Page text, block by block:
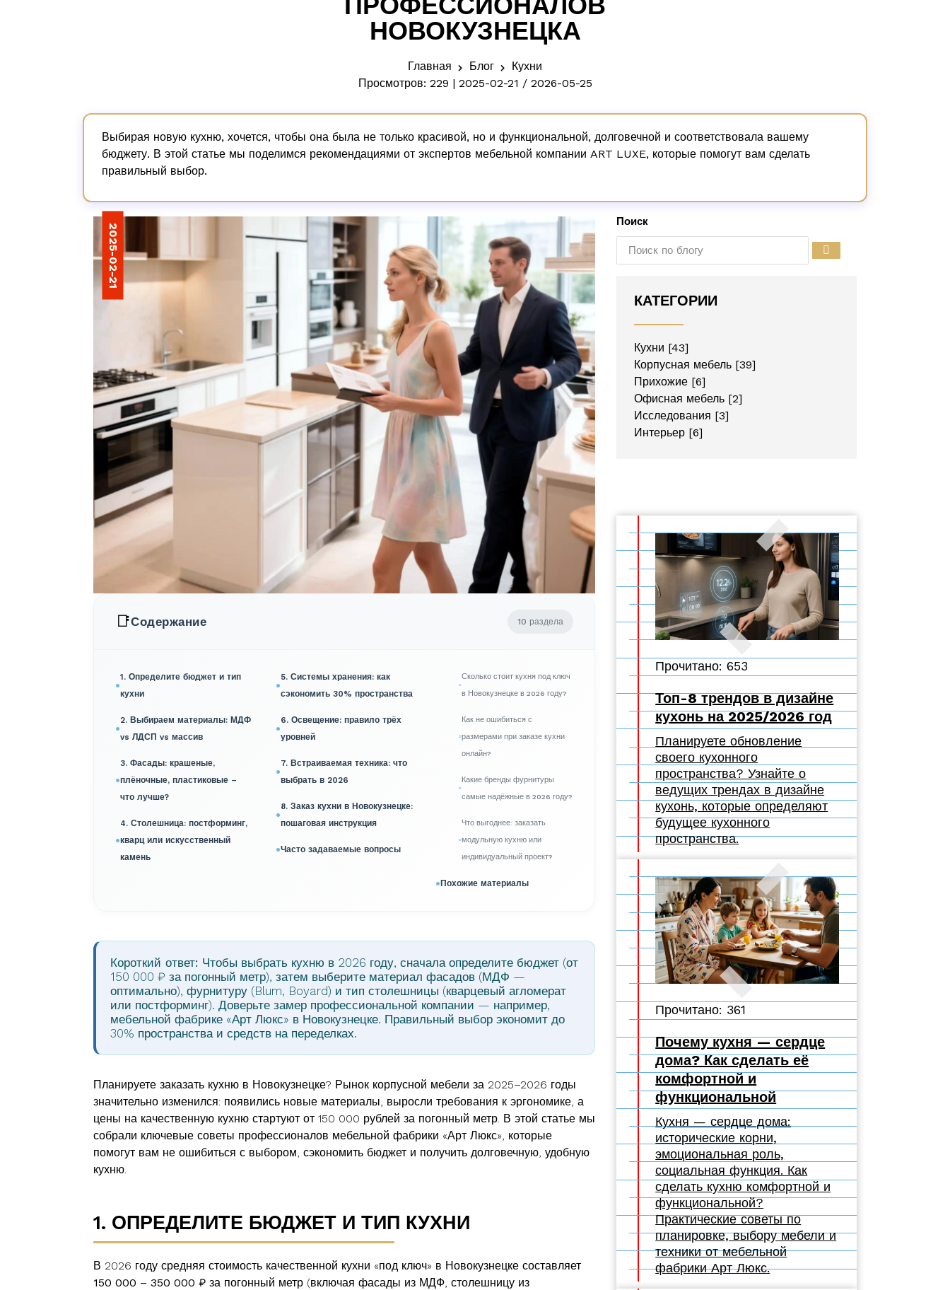
НОВОКУЗНЕЦКА
Главная Блог
Кухни
Просмотров: 229 | 2025-02-21 / 2026-05-25
Выбирая новую кухню, хочется, чтобы она была не только красивой, но и функциональной, долговечной и соответствовала вашему
бюджету. В этой статье мы поделимся рекомендациями от экспертов мебельной компании ART LUXE, которые помогут вам сделать
правильный выбор.
Поиск
КАТЕГОРИИ
Кухни [43]
Корпусная мебель [39]
Прихожие [6]
Офисная мебель [2]
Исследования [3]
Интерьер [6]
Прочитано: 653
Топ-8 трендов в дизайне
кухонь на 2025/2026 год
Планируете обновление
своего кухонного
пространства? Узнайте о
ведущих трендах в дизайне
кухонь, которые определяют
будущее кухонного
пространства.
Прочитано: 361
Почему кухня — сердце
дома? Как сделать её
комфортной и
функциональной
Кухня — сердце дома:
исторические корни,
эмоциональная роль,
социальная функция. Как
сделать кухню комфортной и
функциональной?
Практические советы по
планировке, выбору мебели и
техники от мебельной
фабрики Арт Люкс.
2025-02-21
📑Содержание 10 раздела
1. Определите бюджет и тип
кухни
2. Выбираем материалы: МДФ
vs ЛДСП vs массив
3. Фасады: крашеные,
плёночные, пластиковые –
что лучше?
4. Столешница: постформинг,
кварц или искусственный
камень
5. Системы хранения: как
сэкономить 30% пространства
6. Освещение: правило трёх
уровней
7. Встраиваемая техника: что
выбрать в 2026
8. Заказ кухни в Новокузнецке:
пошаговая инструкция
Часто задаваемые вопросы
Сколько стоит кухня под ключ
в Новокузнецке в 2026 году?
Как не ошибиться с
размерами при заказе кухни
онлайн?
Какие бренды фурнитуры
самые надёжные в 2026 году?
Что выгоднее: заказать
модульную кухню или
индивидуальный проект?
Похожие материалы
Короткий ответ: Чтобы выбрать кухню в 2026 году, сначала определите бюджет (от
150 000 ₽ за погонный метр), затем выберите материал фасадов (МДФ —
оптимально), фурнитуру (Blum, Boyard) и тип столешницы (кварцевый агломерат
или постформинг). Доверьте замер профессиональной компании — например,
мебельной фабрике «Арт Люкс» в Новокузнецке. Правильный выбор экономит до
30% пространства и средств на переделках.
Планируете заказать кухню в Новокузнецке? Рынок корпусной мебели за 2025–2026 годы
значительно изменился: появились новые материалы, выросли требования к эргономике, а
цены на качественную кухню стартуют от 150 000 рублей за погонный метр. В этой статье мы
собрали ключевые советы профессионалов мебельной фабрики «Арт Люкс», которые
помогут вам не ошибиться с выбором, сэкономить бюджет и получить долговечную, удобную
кухню.
1. ОПРЕДЕЛИТЕ БЮДЖЕТ И ТИП КУХНИ
В 2026 году средняя стоимость качественной кухни «под ключ» в Новокузнецке составляет
150 000 – 350 000 ₽ за погонный метр (включая фасады из МДФ, столешницу из